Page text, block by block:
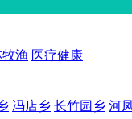
渔 医疗健康
冯店乡 长竹园乡 河